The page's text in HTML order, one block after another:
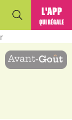
L'APP
QUI RÉGALE